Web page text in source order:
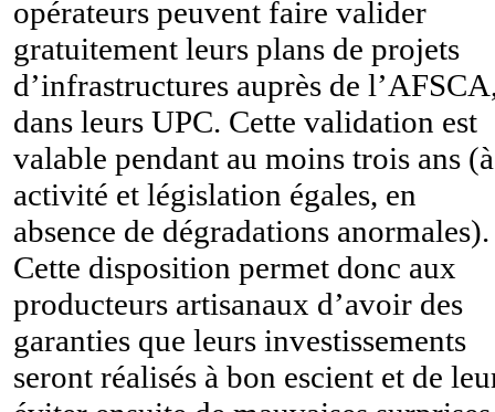
opérateurs peuvent faire valider
gratuitement leurs plans de projets
d’infrastructures auprès de
dans leurs UPC. Cette validation est
valable pendant au moins trois ans (à
activité et législation égales, en
absence de dégradations anormales).
Cette disposition permet donc aux
producteurs artisanaux d’avoir des
garanties que leurs investissements
seront réalisés à bon escient et de